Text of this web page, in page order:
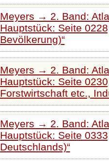
Meyers → 2. Band:
Hauptstück: Seite
Bevölkerung)
Meyers → 2. Band:
Hauptstück: Seite
Forstwirtschaft etc.,
Meyers → 2. Band:
Hauptstück: Seite
Deutschlands)